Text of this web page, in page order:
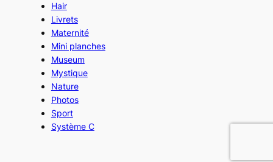
Hair
Livrets
Maternité
Mini planches
Museum
Mystique
Nature
Photos
Sport
Système C